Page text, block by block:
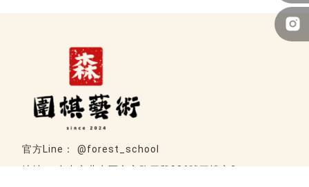
@forest_school
台中市北屯區文心路四段936號三樓之2